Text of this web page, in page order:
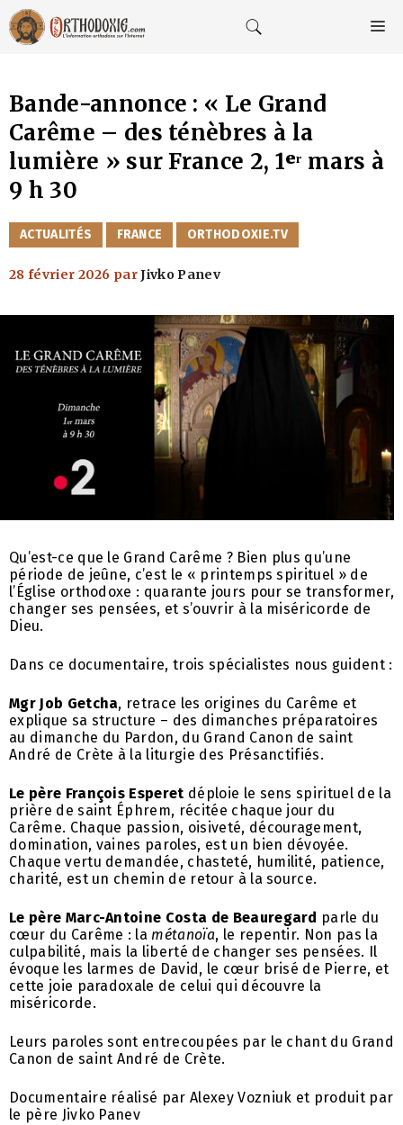
Aller
au
contenu
Bande-annonce : « Le Grand
Carême – des ténèbres à la
lumière » sur France 2, 1ᵉʳ mars à
9 h 30
CATÉGORIES
ACTUALITÉS FRANCE ORTHODOXIE.TV
28 février 2026 parJivko Panev
Qu’est-ce que le Grand Carême ? Bien plus qu’une
période de jeûne, c’est le « printemps spirituel » de
l’Église orthodoxe : quarante jours pour se transformer,
changer ses pensées, et s’ouvrir à la miséricorde de
Dieu.
Dans ce documentaire, trois spécialistes nous guident :
Mgr Job Getcha, retrace les origines du Carême et
explique sa structure – des dimanches préparatoires
au dimanche du Pardon, du Grand Canon de saint
André de Crète à la liturgie des Présanctifiés.
Le père François Esperet déploie le sens spirituel de la
prière de saint Éphrem, récitée chaque jour du
Carême. Chaque passion, oisiveté, découragement,
domination, vaines paroles, est un bien dévoyée.
Chaque vertu demandée, chasteté, humilité, patience,
charité, est un chemin de retour à la source.
Le père Marc-Antoine Costa de Beauregard parle du
cœur du Carême : la métanoïa, le repentir. Non pas la
culpabilité, mais la liberté de changer ses pensées. Il
évoque les larmes de David, le cœur brisé de Pierre, et
cette joie paradoxale de celui qui découvre la
miséricorde.
Leurs paroles sont entrecoupées par le chant du Grand
Canon de saint André de Crète.
Documentaire réalisé par Alexey Vozniuk et produit par
le père Jivko Panev